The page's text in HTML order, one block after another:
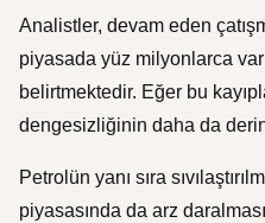
Analistler, devam eden
piyasada yüz milyonlarca
belirtmektedir. Eğer bu
dengesizliğinin daha da
Petrolün yanı sıra
piyasasında da arz